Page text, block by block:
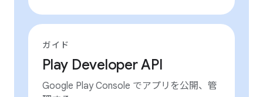
ガイド
Play Developer API
Google Play Console でアプリを公開、管